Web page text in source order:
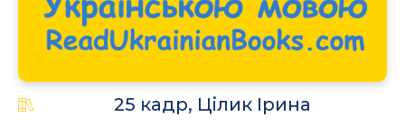
25 кадр, Цілик Ірина